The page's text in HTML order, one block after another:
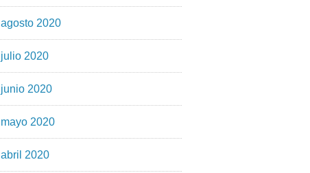
agosto 2020
julio 2020
junio 2020
mayo 2020
abril 2020